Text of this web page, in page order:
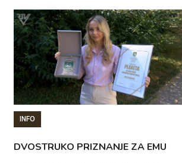
INFO
DVOSTRUKO PRIZNANJE ZA EMU